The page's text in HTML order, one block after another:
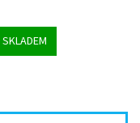
SKLADEM